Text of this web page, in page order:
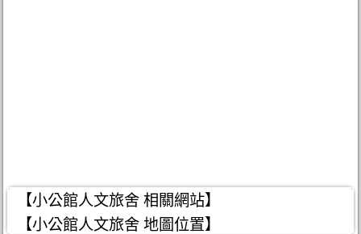
【小公館人文旅舍 相關網站】
【小公館人文旅舍 地圖位置】